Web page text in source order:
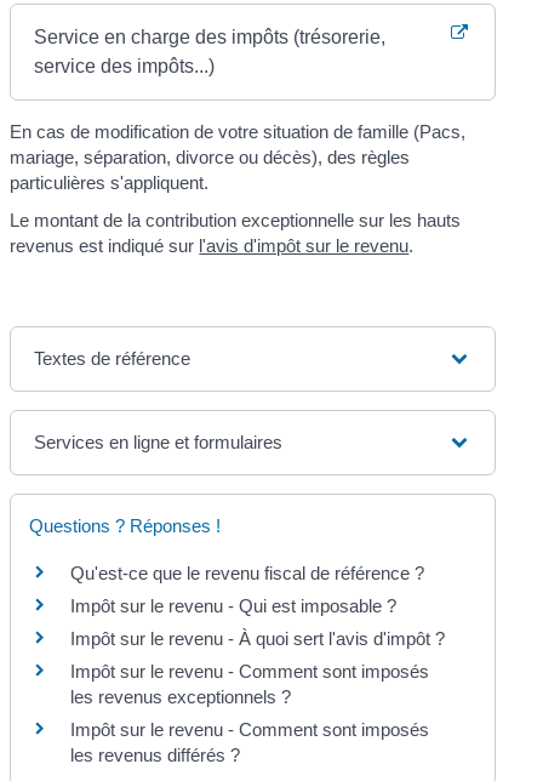
Service en charge des impôts (trésorerie,
service des impôts...)
En cas de modification de votre situation de famille (Pacs,
mariage, séparation, divorce ou décès), des règles
particulières s'appliquent.
Le montant de la contribution exceptionnelle sur les hauts
revenus est indiqué sur l'avis d'impôt sur le revenu.
Textes de référence
Services en ligne et formulaires
Questions ? Réponses !
Qu'est-ce que le revenu fiscal de référence ?
Impôt sur le revenu - Qui est imposable ?
Impôt sur le revenu - À quoi sert l'avis d'impôt ?
Impôt sur le revenu - Comment sont imposés
les revenus exceptionnels ?
Impôt sur le revenu - Comment sont imposés
les revenus différés ?